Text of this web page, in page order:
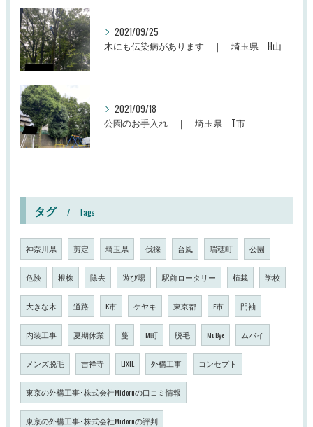
2021/09/25
木にも伝染病があります ｜ 埼玉県 H山
2021/09/18
公園のお手入れ ｜ 埼玉県 T市
タグ Tags
神奈川県 剪定 埼玉県 伐採 台風 瑞穂町 公園
危険 根株 除去 遊び場 駅前ロータリー 植栽 学校
大きな木 道路 K市 ケヤキ 東京都 F市 門袖
内装工事 夏期休業 蔓 M町 脱毛 MuBye ムバイ
メンズ脱毛 吉祥寺 LIXIL 外構工事 コンセプト
東京の外構工事･株式会社Midoruの口コミ情報
東京の外構工事･株式会社Midoruの評判